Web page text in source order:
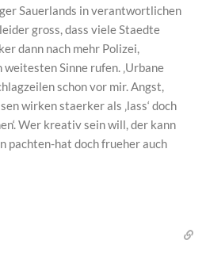
Sauerlands in verantwortlichen
gross, dass viele Staedte
dann nach mehr Polizei,
Sinne rufen. ‚Urbane
schon vor mir. Angst,
wirken staerker als ‚lass‘ doch
Wer kreativ sein will, der kann
pachten-hat doch frueher auch